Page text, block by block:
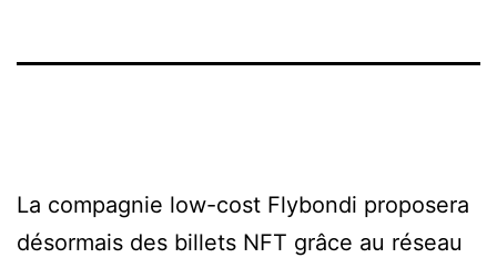
La compagnie low-cost Flybondi proposera
désormais des billets NFT grâce au réseau